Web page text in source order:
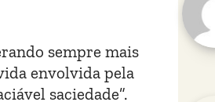
sempre mais
envolvida pela
saciedade”.